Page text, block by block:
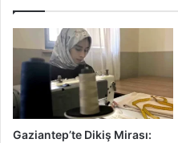
e
d
c
ı
Gaziantep’te Dikiş Mirası: